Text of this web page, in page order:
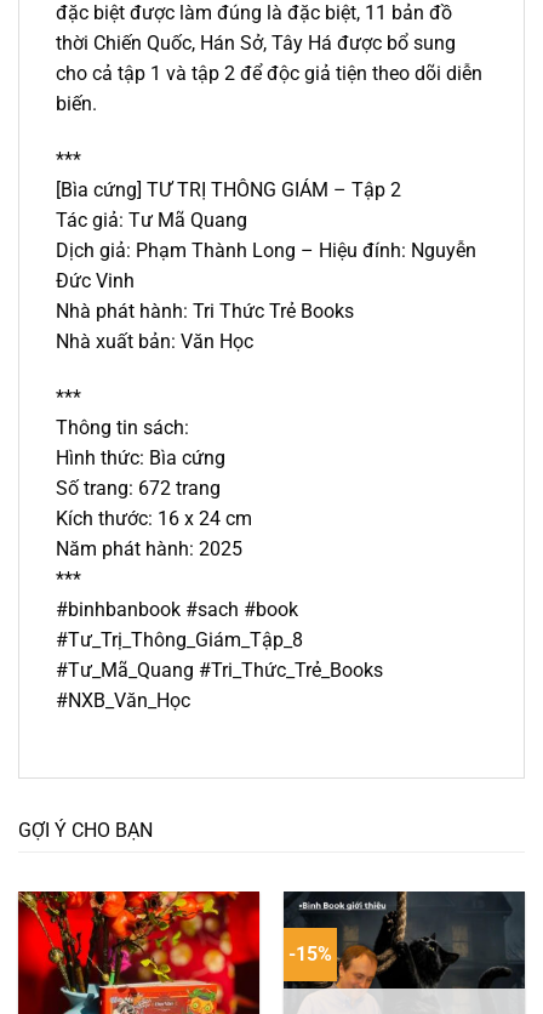
đặc biệt được làm đúng là đặc biệt, 11 bản đồ
thời Chiến Quốc, Hán Sở, Tây Há được bổ sung
cho cả tập 1 và tập 2 để độc giả tiện theo dõi diễn
biến.
***
[Bìa cứng] TƯ TRỊ THÔNG GIÁM – Tập 2
Tác giả: Tư Mã Quang
Dịch giả: Phạm Thành Long – Hiệu đính: Nguyễn
Đức Vinh
Nhà phát hành: Tri Thức Trẻ Books
Nhà xuất bản: Văn Học
***
Thông tin sách:
Hình thức: Bìa cứng
Số trang: 672 trang
Kích thước: 16 x 24 cm
Năm phát hành: 2025
***
#binhbanbook #sach #book
#Tư_Trị_Thông_Giám_Tập_8
#Tư_Mã_Quang #Tri_Thức_Trẻ_Books
#NXB_Văn_Học
GỢI Ý CHO BẠN
-15%